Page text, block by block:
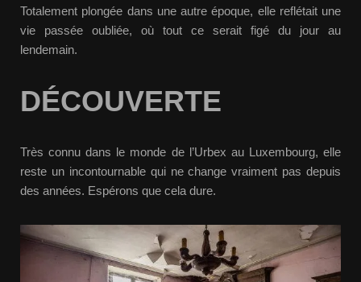
Totalement plongée dans une autre époque, elle reflétait une
vie passée oubliée, où tout ce serait figé du jour au
lendemain.
DÉCOUVERTE
Très connu dans le monde de l’Urbex au Luxembourg, elle
reste un incontournable qui ne change vraiment pas depuis
des années. Espérons que cela dure.